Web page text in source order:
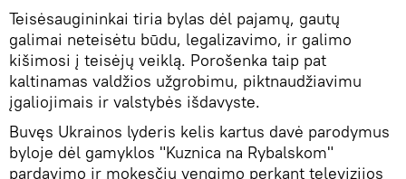
Teisėsaugininkai tiria bylas dėl pajamų, gautų
galimai neteisėtu būdu, legalizavimo, ir galimo
kišimosi į teisėjų veiklą. Porošenka taip pat
kaltinamas valdžios užgrobimu, piktnaudžiavimu
įgaliojimais ir valstybės išdavyste.
Buvęs Ukrainos lyderis kelis kartus davė parodymus
byloje dėl gamyklos "Kuznica na Rybalskom"
pardavimo ir mokesčių vengimo perkant televizijos